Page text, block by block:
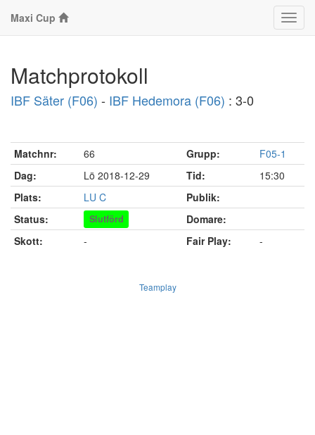
Maxi Cup
Matchprotokoll
IBF Säter (F06) - IBF Hedemora (F06) : 3-0
Matchnr: 66 Grupp:
F05-1
Dag:
Lö 2018-12-29 Tid:
15:30
Plats:
LU C
Publik:
Status:
Slutförd
Domare:
Skott:
- Fair Play: -
Teamplay